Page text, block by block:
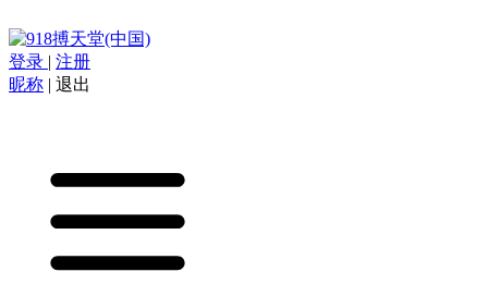
登录 | 注册
昵称 | 退出